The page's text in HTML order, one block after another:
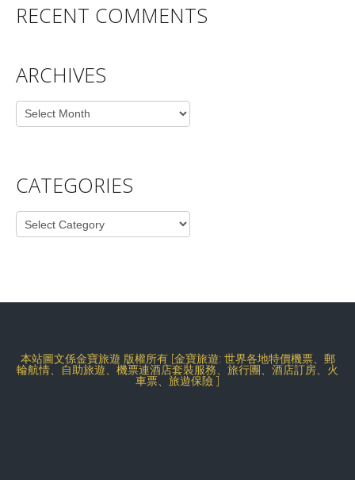
RECENT COMMENTS
ARCHIVES
Archives
CATEGORIES
Categories
本站圖文係金寶旅遊 版權所有 [金寶旅遊: 世界各地特價機票、郵
輪航情、自助旅遊、機票連酒店套裝服務、旅行團、酒店訂房、火
車票、旅遊保險 ]